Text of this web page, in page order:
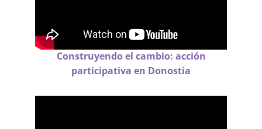
Construyendo el cambio: acción
participativa en Donostia